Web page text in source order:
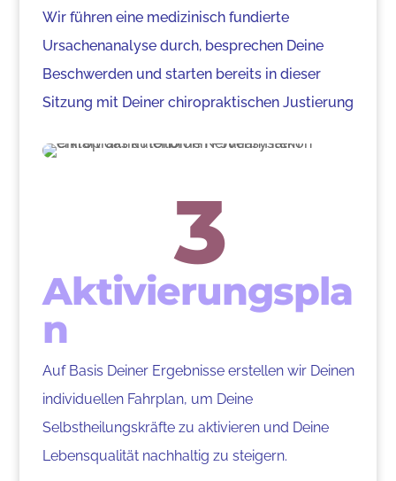
Wir führen eine medizinisch fundierte
Ursachenanalyse durch, besprechen Deine
Beschwerden und starten bereits in dieser
Sitzung mit Deiner chiropraktischen Justierung
3
Aktivierungspla
n
Auf Basis Deiner Ergebnisse erstellen wir Deinen
individuellen Fahrplan, um Deine
Selbstheilungskräfte zu aktivieren und Deine
Lebensqualität nachhaltig zu steigern.